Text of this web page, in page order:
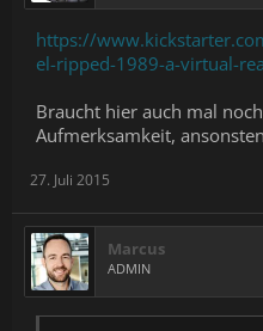
https://
el-ripped-1989-a-virtual-
Braucht hier auch mal
Aufmerksamkeit,
27. Juli 2015
Marcus
ADMIN